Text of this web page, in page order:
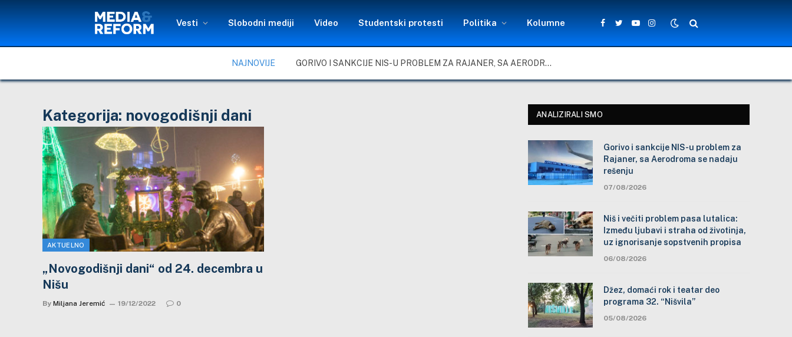
Vesti Slobodni mediji Video Studentski protesti Politika Kolumne
Facebook
TwitterYouTubeInstagram
NAJNOVIJE GORIVO I SANKCIJE NIS-U PROBLEM ZA RAJANER, SA AERODROMA SE NADAJU REŠENJU
Kategorija: novogodišnji dani
AKTUELNO
„Novogodišnji dani“ od 24. decembra u
Nišu
By Miljana Jeremić 19/12/2022 0
ANALIZIRALI SMO
Gorivo i sankcije NIS-u problem za
Rajaner, sa Aerodroma se nadaju
rešenju
07/08/2026
Niš i večiti problem pasa lutalica:
Između ljubavi i straha od životinja,
uz ignorisanje sopstvenih propisa
06/08/2026
Džez, domaći rok i teatar deo
programa 32. “Nišvila”
05/08/2026